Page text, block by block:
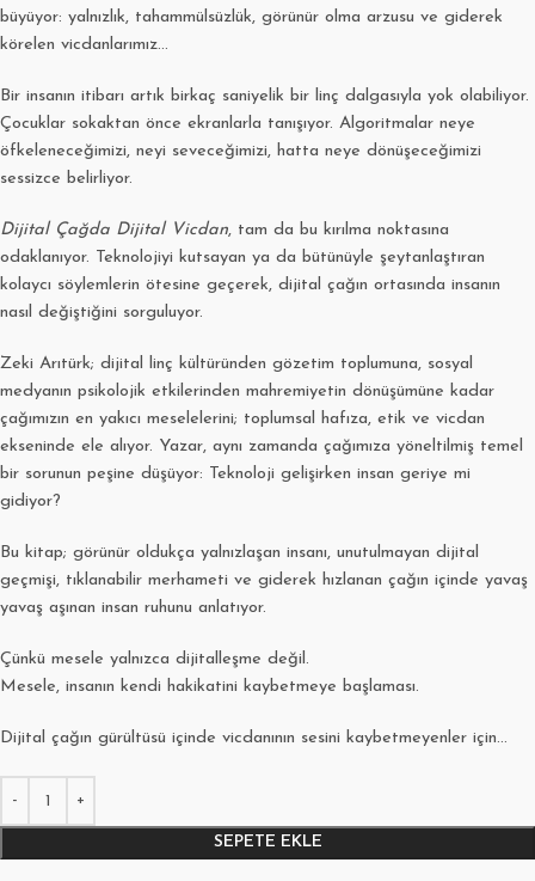
büyüyor: yalnızlık, tahammülsüzlük, görünür olma arzusu ve giderek
körelen vicdanlarımız…
Bir insanın itibarı artık birkaç saniyelik bir linç dalgasıyla yok olabiliyor.
Çocuklar sokaktan önce ekranlarla tanışıyor. Algoritmalar neye
öfkeleneceğimizi, neyi seveceğimizi, hatta neye dönüşeceğimizi
sessizce belirliyor.
Dijital Çağda Dijital Vicdan, tam da bu kırılma noktasına
odaklanıyor. Teknolojiyi kutsayan ya da bütünüyle şeytanlaştıran
kolaycı söylemlerin ötesine geçerek, dijital çağın ortasında insanın
nasıl değiştiğini sorguluyor.
Zeki Arıtürk; dijital linç kültüründen gözetim toplumuna, sosyal
medyanın psikolojik etkilerinden mahremiyetin dönüşümüne kadar
çağımızın en yakıcı meselelerini; toplumsal hafıza, etik ve vicdan
ekseninde ele alıyor. Yazar, aynı zamanda çağımıza yöneltilmiş temel
bir sorunun peşine düşüyor: Teknoloji gelişirken insan geriye mi
gidiyor?
Bu kitap; görünür oldukça yalnızlaşan insanı, unutulmayan dijital
geçmişi, tıklanabilir merhameti ve giderek hızlanan çağın içinde yavaş
yavaş aşınan insan ruhunu anlatıyor.
Çünkü mesele yalnızca dijitalleşme değil.
Mesele, insanın kendi hakikatini kaybetmeye başlaması.
Dijital çağın gürültüsü içinde vicdanının sesini kaybetmeyenler için…
SEPETE EKLE